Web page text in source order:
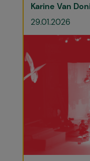
Karine Van
29.01.2026